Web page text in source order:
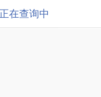
正在查询中